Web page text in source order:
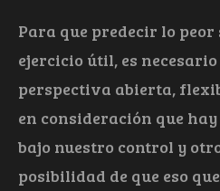
Para que predecir lo peor
ejercicio útil, es
perspectiva abierta,
en consideración que
bajo nuestro control y
posibilidad de que eso